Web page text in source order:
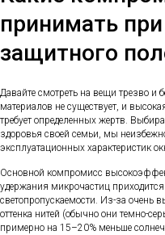
принимать
защитного
Давайте смотреть на вещи трезво
материалов не существует, и
требует определенных жертв.
здоровья своей семьи, мы
эксплуатационных характеристик
Основной компромисс
удержания микрочастиц
светопропускаемости. Из-за очень
оттенка нитей (обычно они темно-
примерно на 15–20% меньше